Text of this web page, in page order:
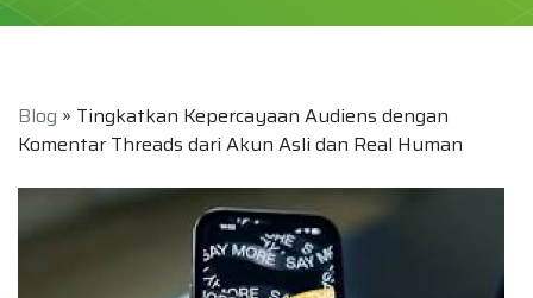
Blog » Tingkatkan Kepercayaan Audiens dengan
Komentar Threads dari Akun Asli dan Real Human